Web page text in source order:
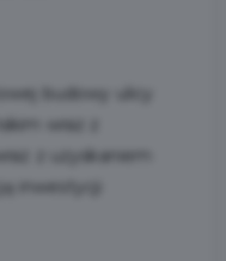
budowy ulicy
wraz z
z uzyskaniem
inwestycji